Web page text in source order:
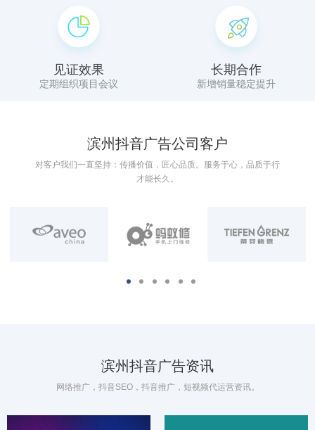
见证效果
定期组织项目会议
长期合作
新增销量稳定提升
滨州抖音广告公司客户
对客户我们一直坚持：传播价值，匠心品质。服务于心，品质于行
才能长久。
滨州抖音广告资讯
网络推广，抖音SEO，抖音推广，短视频代运营资讯。